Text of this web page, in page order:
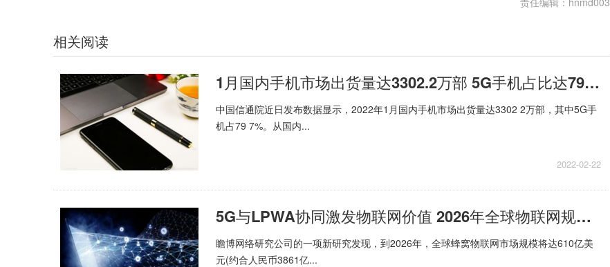
相关阅读
1月国内手机市场出货量达3302.2万部 5G手机占比达79.7%
中国信通院近日发布数据显示，2022年1月国内手机市场出货量达3302 2万部，其中5G手
机占79 7%。从国内...
2022-02-22
5G与LPWA协同激发物联网价值 2026年全球物联网规模将达610亿美元
瞻博网络研究公司的一项新研究发现，到2026年，全球蜂窝物联网市场规模将达610亿美
元(约合人民币3861亿...